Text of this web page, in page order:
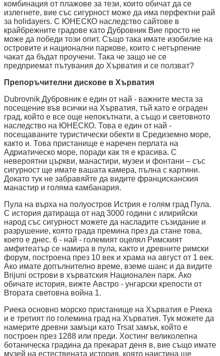
комбинация от плажове за тези, които обичат да се
излегнете, вие със сигурност може да има перфектни рай
за holidayers. С ЮНЕСКО наследство сайтове в
крайбрежните градове като Дубровник Вие просто не
може да победи този опит. Също така имате изобилие на
островите и национални паркове, които с нетърпение
чакат да бъдат проучени. Така че защо не се
предприемат пътувания до Хърватия и се ползват?
Препоръчителни дискове в Хърватия
Dubrovnik Дубровник е един от най - важните места за
посещение във всички на Хърватия, тъй като е ограден
град, който е все още непокътнати, а също и световното
наследство на ЮНЕСКО. Това е един от най -
посещаваните туристически обекти в Средиземно море,
както и. Това пристанище е наречен перлата на
Адриатическо море, поради как тя е красива. С
невероятни църкви, манастири, музеи и фонтани – със
сигурност ще имате вашата камера, пълна с картини.
Докато тук не забравяйте да видите францисканския
манастир и голяма камбанария.
Пула на върха на полуостров Истрия е голям град Пула.
С история датираща от над 3000 години с илирийски
народ със сигурност можете да насладите съзидание и
разрушение, която града премина през да стане това,
което е днес. 6 - най - големият оцелял Римският
амфитеатър се намира в пула, както и древните римски
форум, построена през 10 век и храма на август от 1 век.
Ако имате допълнително време, вземе шанс и да видите
Brijuni острови в хърватския Национален парк. Ако
обичате история, вижте Австро - унгарски крепости от
Втората световна война 1.
Риека основно морско пристанище на Хърватия е Риека
и е третият по големина град на Хърватия. Тук можете да
намерите древни замъци като Trsat замък, който е
построен през 1288 или преди. Хостинг великолепна
ботаническа градина да прекарат деня в, вие също имате
музей на естествената история, която наистина ще